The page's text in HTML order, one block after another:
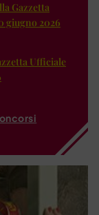
Gazzetta
giugno 2026
Ufficiale